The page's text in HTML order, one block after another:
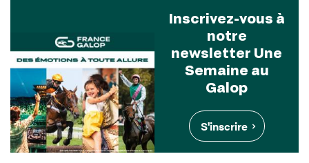
Inscrivez-vous à
notre
newsletter Une
Semaine au
Galop
S'inscrire